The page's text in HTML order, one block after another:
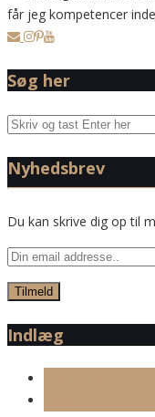
får jeg kompetencer
Søg her
Nyhedsbrev
Du kan skrive dig op til
Indlæg